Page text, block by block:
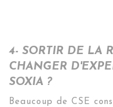
4- SORTIR DE LA
CHANGER
SOXIA ?
Beaucoup de CSE